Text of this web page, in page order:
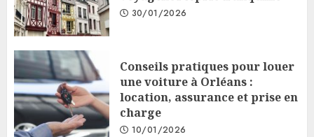
30/01/2026
Conseils pratiques pour louer
une voiture à Orléans :
location, assurance et prise en
charge
10/01/2026